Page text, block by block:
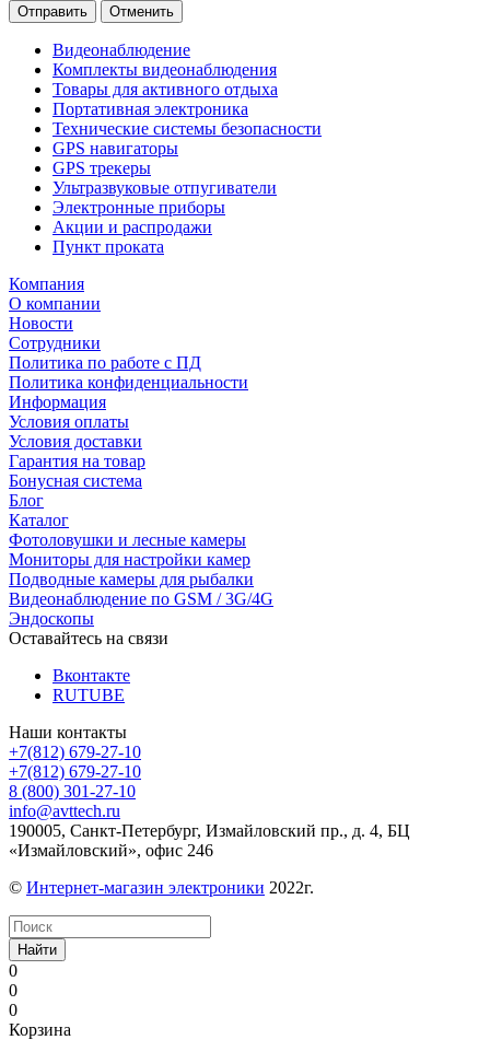
Отправить Отменить
Видеонаблюдение
Комплекты видеонаблюдения
Товары для активного отдыха
Портативная электроника
Технические системы безопасности
GPS навигаторы
GPS трекеры
Ультразвуковые отпугиватели
Электронные приборы
Акции и распродажи
Пункт проката
Компания
О компании
Новости
Сотрудники
Политика по работе с ПД
Политика конфиденциальности
Информация
Условия оплаты
Условия доставки
Гарантия на товар
Бонусная система
Блог
Каталог
Фотоловушки и лесные камеры
Мониторы для настройки камер
Подводные камеры для рыбалки
Видеонаблюдение по GSM / 3G/4G
Эндоскопы
Оставайтесь на связи
Вконтакте
RUTUBE
Наши контакты
+7(812) 679-27-10
+7(812) 679-27-10
8 (800) 301-27-10
info@avttech.ru
190005, Санкт-Петербург, Измайловский пр., д. 4, БЦ
«Измайловский», офис 246
© Интернет-магазин электроники 2022г.
Найти
0
0
0
Корзина